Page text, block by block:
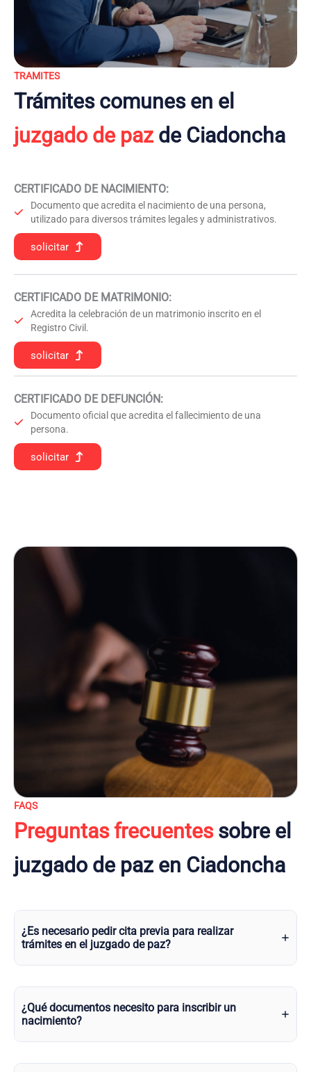
TRAMITES
Trámites comunes en el
juzgado de pazde Ciadoncha
CERTIFICADO DE NACIMIENTO:
Documento que acredita el nacimiento de una persona,
utilizado para diversos trámites legales y administrativos.
solicitar
CERTIFICADO DE MATRIMONIO:
Acredita la celebración de un matrimonio inscrito en el
Registro Civil.
solicitar
CERTIFICADO DE DEFUNCIÓN:
Documento oficial que acredita el fallecimiento de una
persona.
solicitar
FAQS
Preguntas frecuentessobre el
juzgado de paz en Ciadoncha
¿Es necesario pedir cita previa para realizar
trámites en el juzgado de paz?
¿Qué documentos necesito para inscribir un
nacimiento?